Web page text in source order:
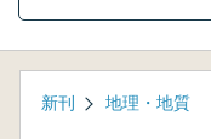
新刊 地理・地質